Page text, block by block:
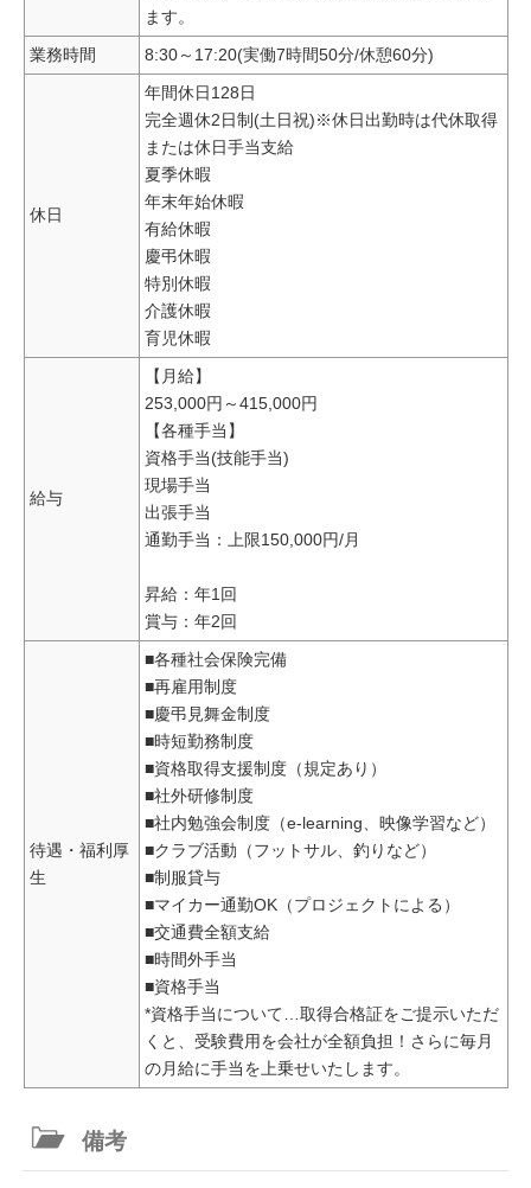
ます。
業務時間
8:30～17:20(実働7時間50分/休憩60分)
休日
年間休日128日
完全週休2日制(土日祝)※休日出勤時は代休取得
または休日手当支給
夏季休暇
年末年始休暇
有給休暇
慶弔休暇
特別休暇
介護休暇
育児休暇
給与
【月給】
253,000円～415,000円
【各種手当】
資格手当(技能手当)
現場手当
出張手当
通勤手当：上限150,000円/月
昇給：年1回
賞与：年2回
待遇・福利厚
生
■各種社会保険完備
■再雇用制度
■慶弔見舞金制度
■時短勤務制度
■資格取得支援制度（規定あり）
■社外研修制度
■社内勉強会制度（e-learning、映像学習など）
■クラブ活動（フットサル、釣りなど）
■制服貸与
■マイカー通勤OK（プロジェクトによる）
■交通費全額支給
■時間外手当
■資格手当
*資格手当について…取得合格証をご提示いただ
くと、受験費用を会社が全額負担！さらに毎月
の月給に手当を上乗せいたします。
備考